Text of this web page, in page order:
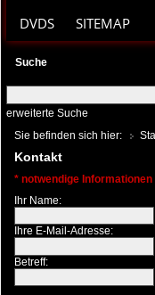
DVDS
SITEMAP
Suche
erweiterte Suche
Sie befinden sich hier:
Kontakt
* notwendige Informationen
Ihr Name:
Ihre E-Mail-Adresse:
Betreff: